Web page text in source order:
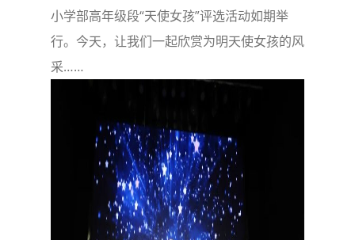
小学部高年级段“天使女孩”评选活动如期举
行。今天，让我们一起欣赏为明天使女孩的风
采……